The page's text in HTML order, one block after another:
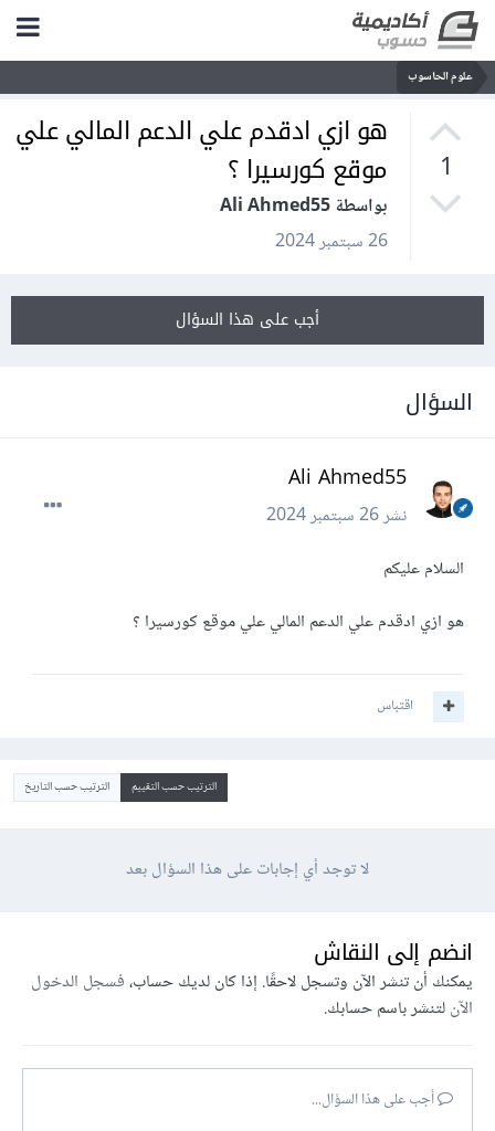
علوم الحاسوب
1
هو ازي ادقدم علي الدعم المالي علي
موقع كورسيرا ؟
بواسطة Ali Ahmed55
26 سبتمبر 2024
أجب على هذا السؤال
السؤال
Ali Ahmed55
نشر26 سبتمبر 2024
السلام عليكم
هو ازي ادقدم علي الدعم المالي علي موقع كورسيرا ؟
اقتباس
الترتيب حسب التقييم الترتيب حسب التاريخ
لا توجد أي إجابات على هذا السؤال بعد
انضم إلى النقاش
يمكنك أن تنشر الآن وتسجل لاحقًا. إذا كان لديك حساب،فسجل الدخول
الآنلتنشر باسم حسابك.
أجب على هذا السؤال...